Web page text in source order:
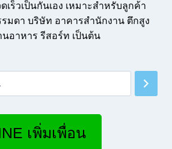
ร็วเป็นกันเอง เหมาะสำหรับลูกค้า
มดา บริษัท อาคารสำนักงาน ตึกสูง
นอาหาร รีสอร์ท เป็นต้น
เพิ่มเพื่อน